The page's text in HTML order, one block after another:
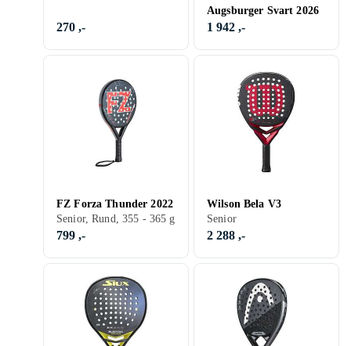
270 ,-
Augsburger Svart 2026
1 942 ,-
FZ Forza Thunder 2022
Senior, Rund, 355 - 365 g
799 ,-
Wilson Bela V3
Senior
2 288 ,-